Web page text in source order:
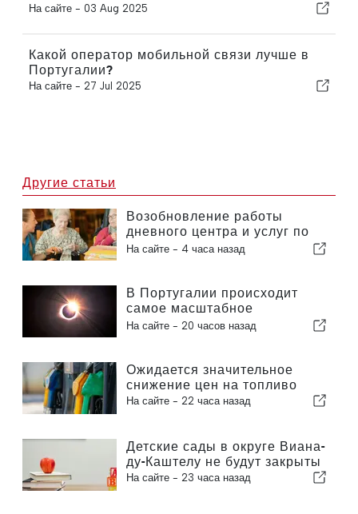
На сайте - 03 Aug 2025
Какой оператор мобильной связи лучше в
Португалии?
На сайте - 27 Jul 2025
Другие статьи
Возобновление работы
дневного центра и услуг по
оказанию помощи на дому в
На сайте - 4 часа назад
В Португалии происходит
самое масштабное
солнечное затмение столетия
На сайте - 20 часов назад
Ожидается значительное
снижение цен на топливо
На сайте - 22 часа назад
Детские сады в округе Виана-
ду-Каштелу не будут закрыты
На сайте - 23 часа назад